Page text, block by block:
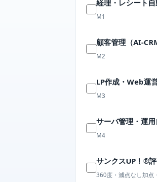
経理・レシート
M1
顧客管理（AI-
M2
LP作成・Web運
M3
サーバ管理・運
M4
サンクスUP！®
360度・減点なし加点